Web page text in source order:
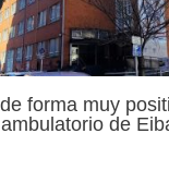
forma muy
de